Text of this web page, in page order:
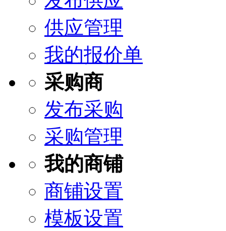
供应管理
我的报价单
采购商
发布采购
采购管理
我的商铺
商铺设置
模板设置